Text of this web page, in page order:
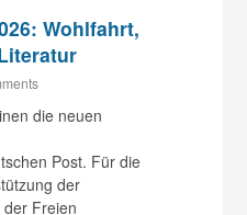
Wohlfahrt,
die neuen
Post. Für die
der
Freien